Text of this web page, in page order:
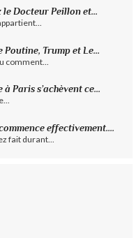
le Docteur Peillon et...
Trump et Le...
comment...
Paris s’achèvent ce...
effectivement....
fait durant...